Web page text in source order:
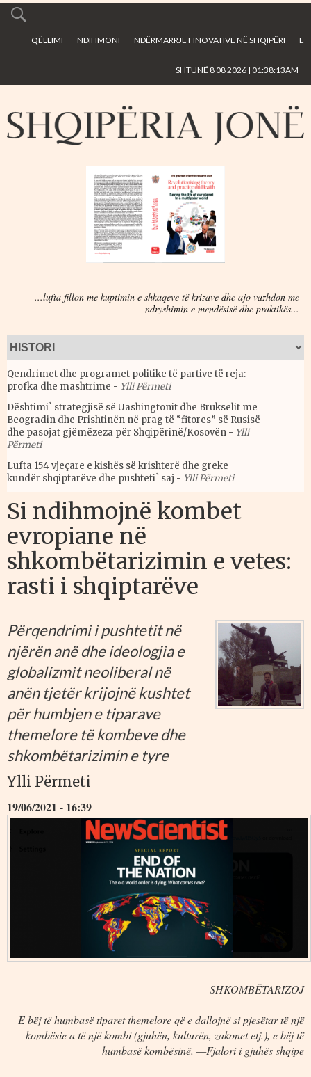
main
QËLLIMI NDIHMONI NDËRMARRJET INOVATIVE NË SHQIPËRI E
SHTUNË 8 08 2026 | 01:38:13AM
...lufta fillon me kuptimin e shkaqeve të krizave dhe ajo vazhdon me
ndryshimin e mendësisë dhe praktikës...
Qendrimet dhe programet politike të partive të reja:
profka dhe mashtrime - Ylli Përmeti
Dështimi` strategjisë së Uashingtonit dhe Brukselit me
Beogradin dhe Prishtinën në prag të “fitores” së Rusisë
dhe pasojat gjëmëzeza për Shqipërinë/Kosovën - Ylli
Përmeti
Lufta 154 vjeçare e kishës së krishterë dhe greke
kundër shqiptarëve dhe pushteti` saj - Ylli Përmeti
Si ndihmojnë kombet
evropiane në
shkombëtarizimin e vetes:
rasti i shqiptarëve
Përqendrimi i pushtetit në
njërën anë dhe ideologjia e
globalizmit neoliberal në
anën tjetër krijojnë kushtet
për humbjen e tiparave
themelore të kombeve dhe
shkombëtarizimin e tyre
Ylli Përmeti
19/06/2021 - 16:39
SHKOMBËTARIZOJ
E bëj të humbasë tiparet themelore që e dallojnë si pjesëtar të një
kombësie a të një kombi (gjuhën, kulturën, zakonet etj.), e bëj të
humbasë kombësinë. —Fjalori i gjuhës shqipe